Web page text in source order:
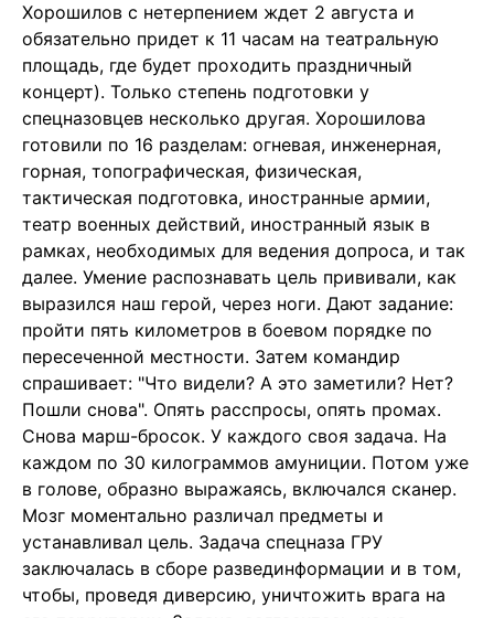
Хорошилов с нетерпением ждет 2 августа и
обязательно придет к 11 часам на театральную
площадь, где будет проходить праздничный
концерт). Только степень подготовки у
спецназовцев несколько другая. Хорошилова
готовили по 16 разделам: огневая, инженерная,
горная, топографическая, физическая,
тактическая подготовка, иностранные армии,
театр военных действий, иностранный язык в
рамках, необходимых для ведения допроса, и так
далее. Умение распознавать цель прививали, как
выразился наш герой, через ноги. Дают задание:
пройти пять километров в боевом порядке по
пересеченной местности. Затем командир
спрашивает: "Что видели? А это заметили? Нет?
Пошли снова". Опять расспросы, опять промах.
Снова марш-бросок. У каждого своя задача. На
каждом по 30 килограммов амуниции. Потом уже
в голове, образно выражаясь, включался сканер.
Мозг моментально различал предметы и
устанавливал цель. Задача спецназа ГРУ
заключалась в сборе развединформации и в том,
чтобы, проведя диверсию, уничтожить врага на